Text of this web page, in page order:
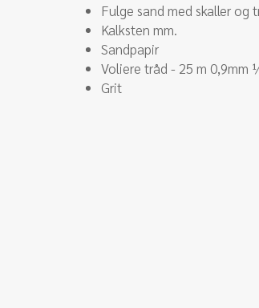
Fulge sand med skaller og
Kalksten mm.​​
Sandpapir
Voliere tråd - 25 m 0,9mm
Grit